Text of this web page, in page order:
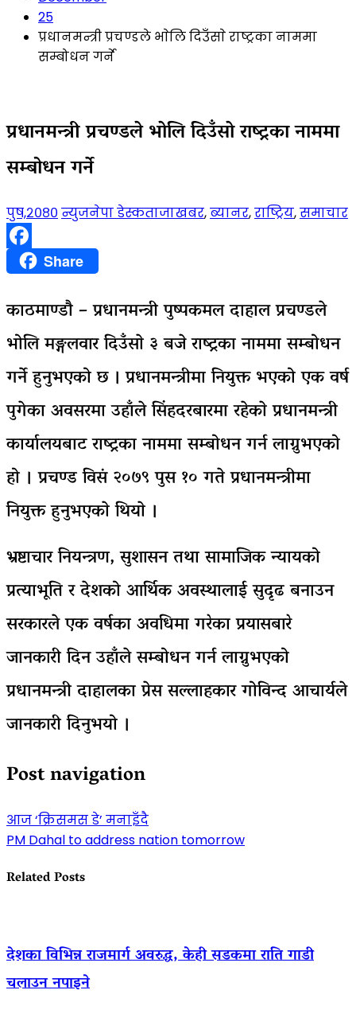
25
प्रधानमन्त्री प्रचण्डले भाेलि दिउँसाे राष्ट्रका नाममा
सम्बोधन गर्ने
प्रधानमन्त्री प्रचण्डले भाेलि दिउँसाे राष्ट्रका नाममा
सम्बोधन गर्ने
पुष,२०८० न्युजनेपा डेस्कताजाखबर,ब्यानर,राष्ट्रिय,समाचार
FacebookShare
काठमाण्डाै – प्रधानमन्त्री पुष्पकमल दाहाल प्रचण्डले
भोलि मङ्गलवार दिउँसाे ३ बजे राष्ट्रका नाममा सम्बोधन
गर्ने हुनुभएको छ ।प्रधानमन्त्रीमा नियुक्त भएको एक वर्ष
पुगेका अवसरमा उहाँले सिंहदरबारमा रहेकाे प्रधानमन्त्री
कार्यालयबाट राष्ट्रका नाममा सम्बोधन गर्न लाग्नुभएको
हो । प्रचण्ड विसं २०७९ पुस १० गते प्रधानमन्त्रीमा
नियुक्त हुनुभएकाे थियाे ।
भ्रष्टाचार नियन्त्रण, सुशासन तथा सामाजिक न्यायको
प्रत्याभूति र देशको आर्थिक अवस्थालाई सुदृढ बनाउन
सरकारले एक वर्षका अवधिमा गरेका प्रयासबारे
जानकारी दिन उहाँले सम्बोधन गर्न लाग्नुभएको
प्रधानमन्त्री दाहालका प्रेस सल्लाहकार गोविन्द आचार्यले
जानकारी दिनुभयो ।
Post navigation
आज ‘क्रिसमस डे’ मनाइँदै
PM Dahal to address nation tomorrow
Related Posts
देशका विभिन्न राजमार्ग अवरुद्ध, केही सडकमा राति गाडी
चलाउन नपाइने